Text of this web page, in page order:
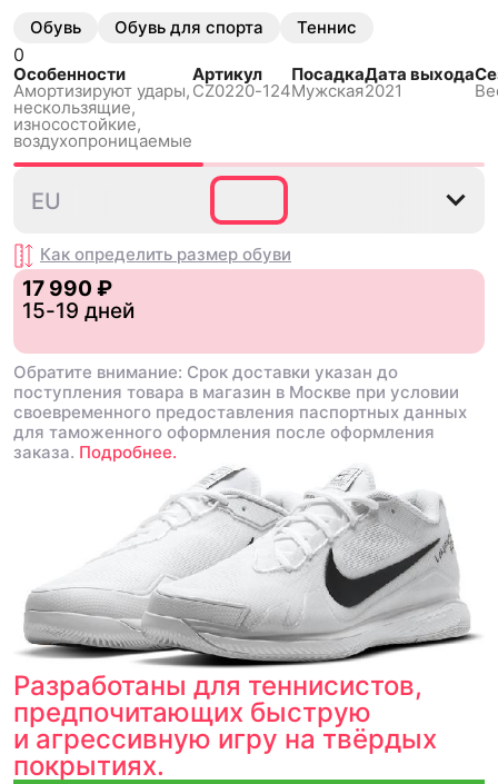
Обувь Обувь для спорта Теннис
0
Особенности
Амортизируют удары,
нескользящиe,
износостойкие,
воздухопроницаемые
Артикул
CZ0220-124
Посадка
Мужская
Дата выхода
2021
42.5
EU
Как определить размер обуви
17 990 ₽
15-19 дней
Обратите внимание: Срок доставки указан до
поступления товара в магазин в Москве при условии
своевременного предоставления паспортных данных
для таможенного оформления после оформления
заказа. Подробнее.
Разработаны для теннисистов,
предпочитающих быструю
и агрессивную игру на твёрдых
покрытиях.